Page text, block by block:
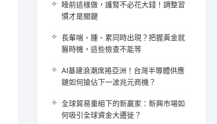
睡前這樣做，護腎不必花大錢！調整習
慣才是關鍵
長輩喘、腫、累同時出現？把握黃金就
醫時機，這些檢查不能等
AI基建浪潮席捲亞洲！台灣半導體供應
鏈如何搶佔下一波兆元商機？
全球貿易重組下的新贏家：新興市場如
何吸引全球資金大遷徙？